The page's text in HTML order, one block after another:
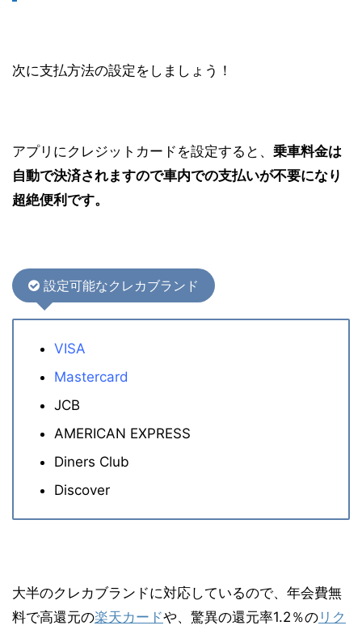
次に支払方法の設定をしましょう！
アプリにクレジットカードを設定すると、 乗車料金は
自動で決済されますので車内での支払いが不要になり
超絶便利です。
設定可能なクレカブランド
VISA
Mastercard
JCB
AMERICAN EXPRESS
Diners Club
Discover
大半のクレカブランドに対応しているので、年会費無
料で高還元の楽天カードや、驚異の還元率1.2％の リク